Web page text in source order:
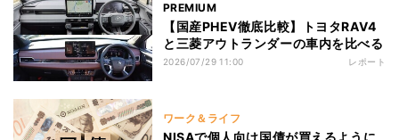
PREMIUM
【国産PHEV徹底比較】トヨタRAV4
と三菱アウトランダーの車内を比べる
2026/07/29 11:00 レポート
ワーク＆ライフ
NISAで個人向け国債が買えるように